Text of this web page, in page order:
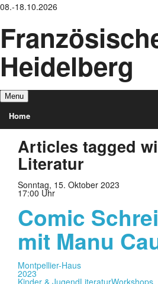
08.-18.10.2026
Heidelberg
Menu
Home
Veranstaltungen
Über uns
Partner
Akteure
Articles tagged
Literatur
Sonntag, 15. Oktober 2023
17:00 Uhr
Comic
mit Manu
Montpellier-Haus
2023
Kinder & JugendLiteraturWorkshops